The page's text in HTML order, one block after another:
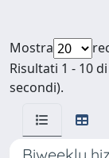
Mostra
Risultati 1 - 10
secondi).